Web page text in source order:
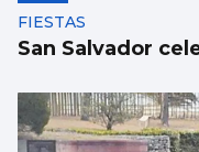
FIESTAS
San Salvador